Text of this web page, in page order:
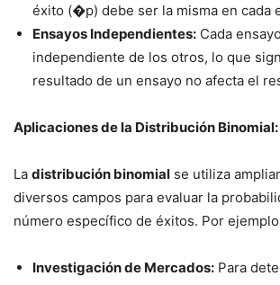
éxito (�p) debe ser la misma en cada
Ensayos Independientes: Cada
independiente de los otros, lo que
resultado de un ensayo no afecta el
Aplicaciones de la Distribución Binomial:
La distribución binomial se utiliza
diversos campos para evaluar la
número específico de éxitos. Por
Investigación de Mercados: Para